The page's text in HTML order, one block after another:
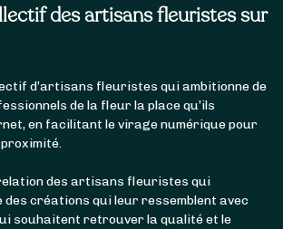
des artisans fleuristes sur
d’artisans fleuristes qui ambitionne de
de la fleur la place qu’ils
en facilitant le virage numérique pour
des artisans fleuristes qui
des créations qui leur ressemblent avec
souhaitent retrouver la qualité et le